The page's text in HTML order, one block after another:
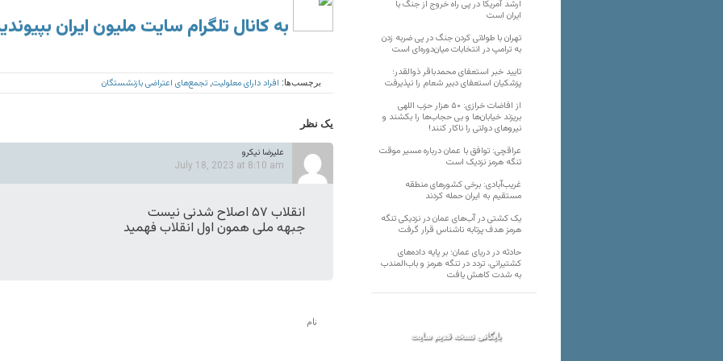
به کانال تلگرام سایت ملیون ایران
برچسب‌ها: افراد دارای معلولیت تجمع‌های اعتراضی بازنشستگان
یک نظر
علیرضا نیکرو
July 18, 2023 at 8:10 am
انقلاب ۵۷ اصلاح شدنی نیست
جبهه ملی همون اول انقلاب فهمید
ارشد آمریکا در پی راه خروج از جنگ با
ایران است
تهران با طولانی کردن جنگ در پی ضربه زدن
به ترامپ در انتخابات میان‌دوره‌ای است
تایید خبر استعفای محمدباقر ذوالقدر؛
پزشکیان استعفای دبیر شعام را نپذیرفت
از افاضات خرازی: ۵۰ هزار حزب اللهی
بریزند خیابان‌ها و بی حجاب‌ها را بکشند و
نیرو‌های دولتی را ناکار کنند!
عراقچی: توافق با عمان درباره مسیر موقت
تنگه هرمز نزدیک است
غریب‌آبادی: برخی کشورهای منطقه
مستقیم به ایران حمله کردند
یک کشتی در آب‌های عمان در نزدیکی تنگه
هرمز هدف پرتابه ناشناس قرار گرفت
حادثه در دریای عمان؛ بر پایه داده‌های
کشتیرانی، تردد در تنگه هرمز و باب‌المندب
به شدت کاهش یافت
بایگانی نسخه قدیم سایت